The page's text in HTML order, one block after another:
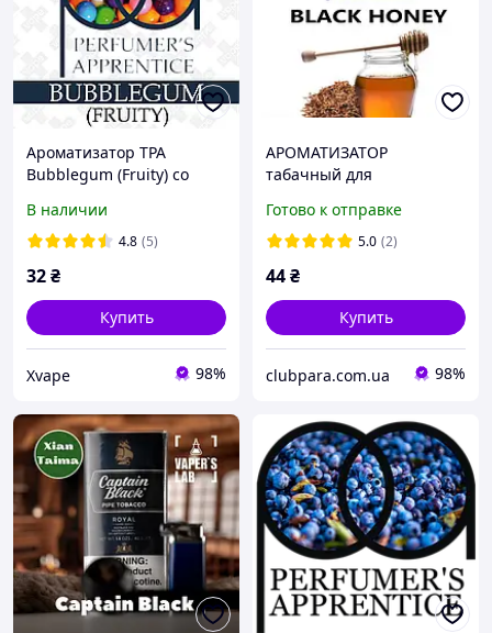
Ароматизатор TPA
Bubblegum (Fruity) со
жевательной резинки 5,
10, 30 мл
В наличии
4.8 (5)
32₴
Купить
Xvape 98%
АРОМАТИЗАТОР
табачный для
BLACK Honey TPA
(Медовый табак)
Готово к отправке
5.0 (2)
44₴
Купить
clubpara.com.ua 98%